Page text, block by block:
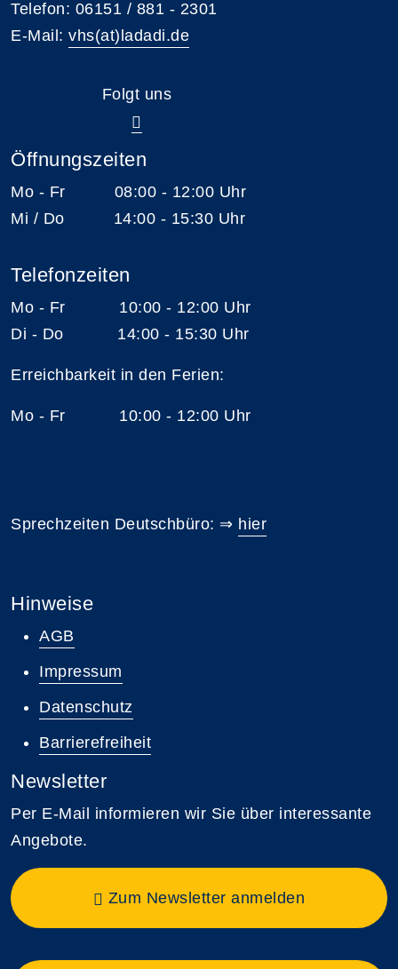
Telefon: 06151 / 881 - 2301
E-Mail: vhs(at)ladadi.de
Folgt uns
Öffnungszeiten
Mo - Fr 08:00 - 12:00 Uhr
Mi / Do 14:00 - 15:30 Uhr
Telefonzeiten
Mo - Fr 10:00 - 12:00 Uhr
Di - Do 14:00 - 15:30 Uhr
Erreichbarkeit in den Ferien:
Mo - Fr 10:00 - 12:00 Uhr
Sprechzeiten Deutschbüro: ⇒ hier
Hinweise
AGB
Impressum
Datenschutz
Barrierefreiheit
Newsletter
Per E-Mail informieren wir Sie über interessante
Angebote.
Zum Newsletter anmelden